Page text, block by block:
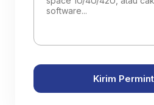
Kirim